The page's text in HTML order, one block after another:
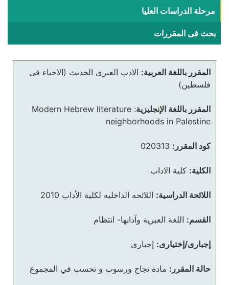
مرحلة الدراسات العليا
بحث فى المقررات
المقرر باللغة العربية: الادب العبرى الحديث (الاحياء فى
فلسطين)
المقرر باللغة الإنجليزية:
Modern Hebrew literature
neighborhoods in Palestine
كود المقرر: 020313
الكلية: كلية الاداب
اللائحة الدراسية: اللائحه الداخليه لكلية الأداب 2010
القسم: اللغة العبرية وآدابها- انتظام
إجبارى/إختيارى: إجبارى
حالة المقرر: مادة نجاح ورسوب و تحسب في المجموع